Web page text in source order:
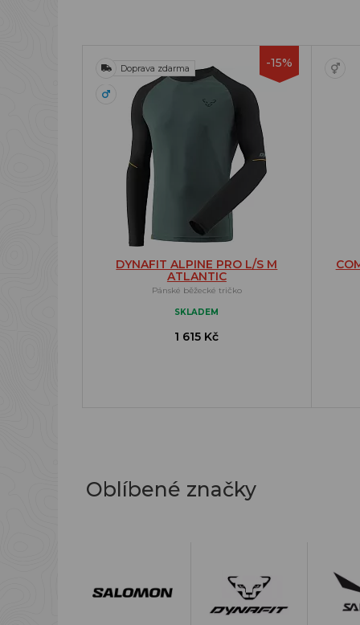
-15%
Doprava zdarma
DYNAFIT ALPINE PRO L/S M
ATLANTIC
Pánské běžecké tričko
SKLADEM
1 615 Kč
Oblíbené značky